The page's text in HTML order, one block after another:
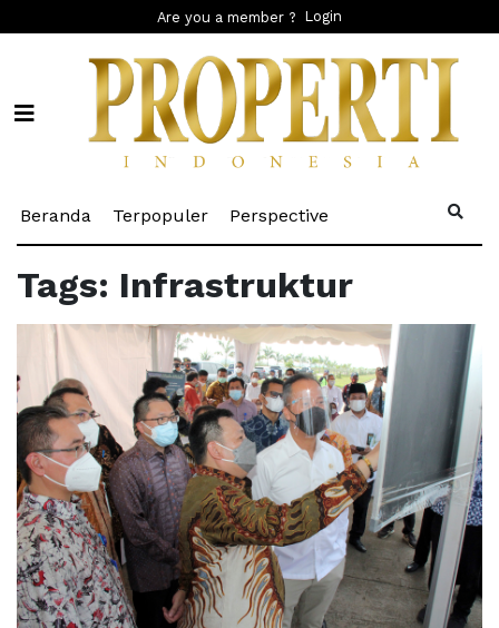
Are you a member ? Login
Beranda (current)
Terpopuler(current)
Perspective
Tags: Infrastruktur